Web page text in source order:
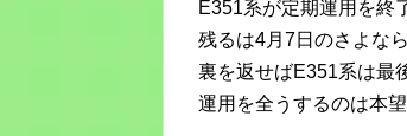
E351系が定期運用を終
残るは4月7日のさよな
裏を返せばE351系は最
運用を全うするのは本